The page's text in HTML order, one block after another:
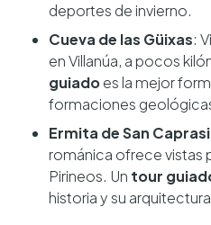
deportes de invierno.
Cueva de las Güixas:
en Villanúa, a pocos
guiadoes la mejor
formaciones
Ermita de San
románica ofrece vistas
Pirineos. Un tour
historia y su